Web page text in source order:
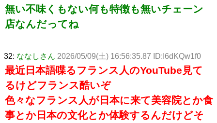
無い不味くもない何も特徴も無いチェーン
店なんだってね
32: ななしさん 2026/05/09(土) 16:56:35.87 ID:I6dKQw1f0
最近日本語喋るフランス人のYouTube見て
るけどフランス酷いぞ
色々なフランス人が日本に来て美容院とか食
事とか日本の文化とか体験するんだけどそ